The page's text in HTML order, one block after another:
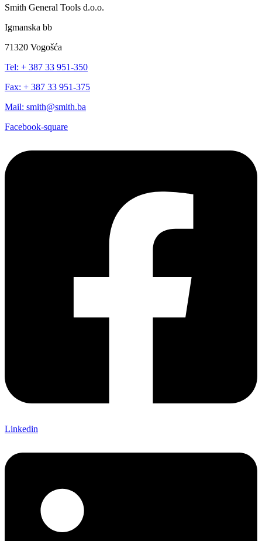
Smith General Tools d.o.o.
Igmanska bb
71320 Vogošća
Tel: + 387 33 951-350
Fax: + 387 33 951-375
Mail: smith@smith.ba
Facebook-square
Linkedin